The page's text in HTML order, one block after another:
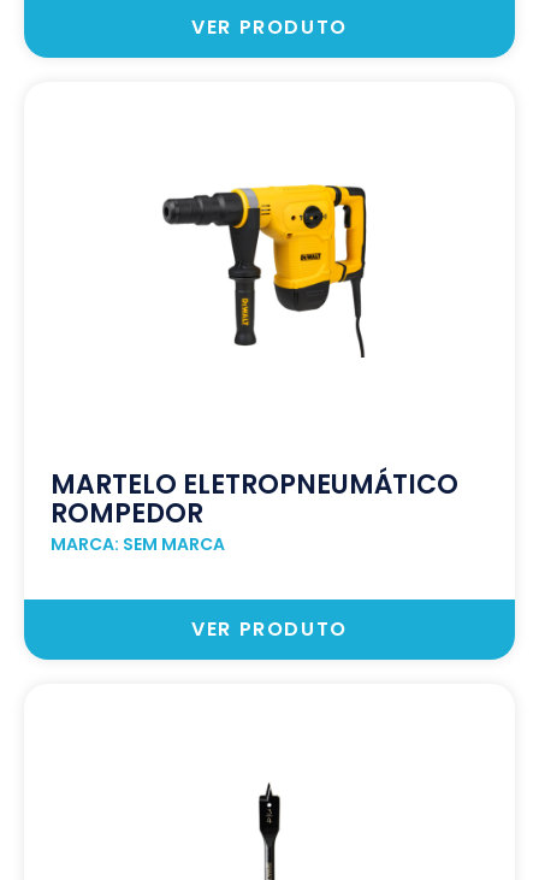
VER PRODUTO
MARTELO ELETROPNEUMÁTICO
ROMPEDOR
MARCA: SEM MARCA
VER PRODUTO